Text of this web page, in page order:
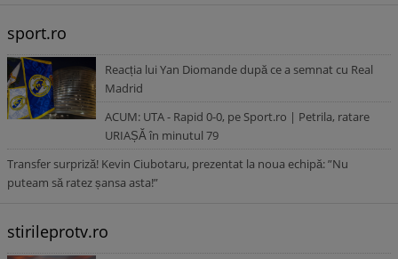
sport.ro
Reacția lui Yan Diomande după ce a semnat cu Real
Madrid
ACUM: UTA - Rapid 0-0, pe Sport.ro | Petrila, ratare
URIAȘĂ în minutul 79
Transfer surpriză! Kevin Ciubotaru, prezentat la noua echipă: ”Nu
puteam să ratez șansa asta!”
stirileprotv.ro